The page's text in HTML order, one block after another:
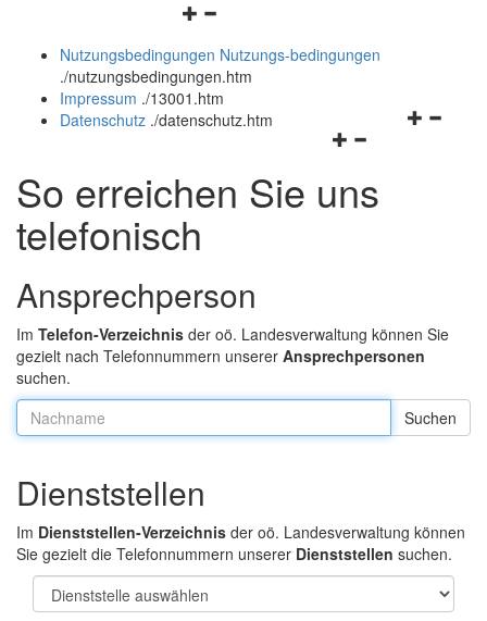
Navigationsmenü
und
schließen
Nutzungsbedingungen Nutzungs-bedingungen
./nutzungsbedingungen.htm
Impressum ./13001.htm
Navigationsmenü
und
schließen
Datenschutz ./datenschutz.htm
So erreichen Sie uns
telefonisch
Ansprechperson
Im Telefon-Verzeichnis der oö. Landesverwaltung können Sie
gezielt nach Telefonnummern unserer Ansprechpersonen
suchen.
Nachname:
Dienststellen
Im Dienststellen-Verzeichnis der oö. Landesverwaltung können
Sie gezielt die Telefonnummern unserer Dienststellen suchen.